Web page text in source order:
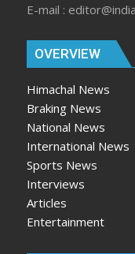
E-mail :
OVERVIEW
Himachal News
Braking News
National News
International News
Sports News
Interviews
Articles
Entertainment